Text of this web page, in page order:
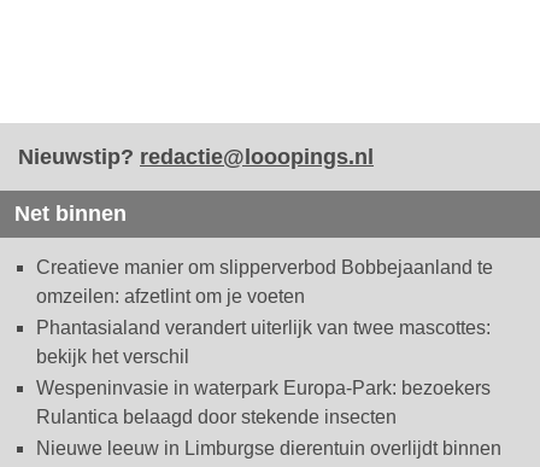
Nieuwstip? redactie@looopings.nl
Net binnen
Creatieve manier om slipperverbod Bobbejaanland te
omzeilen: afzetlint om je voeten
Phantasialand verandert uiterlijk van twee mascottes:
bekijk het verschil
Wespeninvasie in waterpark Europa-Park: bezoekers
Rulantica belaagd door stekende insecten
Nieuwe leeuw in Limburgse dierentuin overlijdt binnen